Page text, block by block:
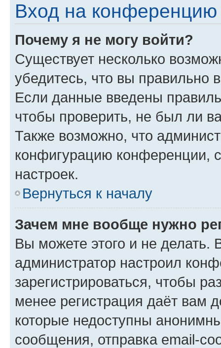
Вход на конференцию
Почему я не могу войти?
Существует несколько
убедитесь, что вы правильно
Если данные введены
чтобы проверить, не был ли
Также возможно, что
конфигурацию конференции,
настроек.
Вернуться к началу
Зачем мне вообще нужно
Вы можете этого и не делать.
администратор настроил
зарегистрироваться, чтобы
менее регистрация даёт вам
которые недоступны
сообщения, отправка email-